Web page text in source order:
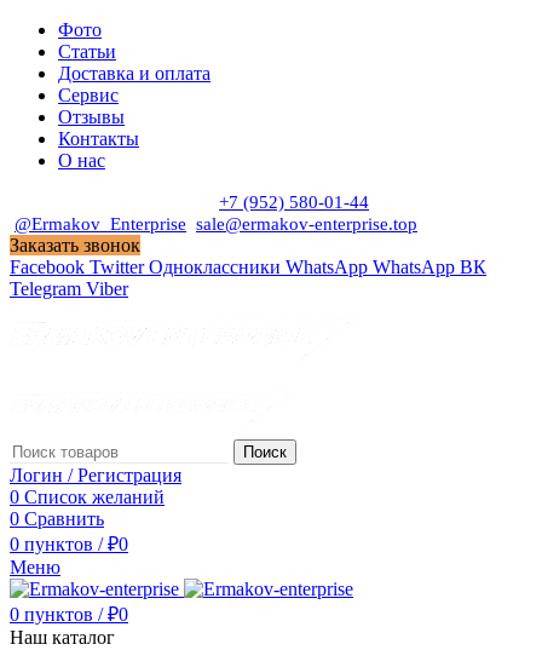
Фото
Статьи
Доставка и оплата
Сервис
Отзывы
Контакты
О нас
+7 (952) 580-01-44
@Ermakov_Enterprise sale@ermakov-enterprise.top
Заказать звонок
Facebook Twitter Одноклассники WhatsApp WhatsApp ВК
Telegram Viber
Поиск
Логин / Регистрация
0 Список желаний
0 Сравнить
0 пунктов / ₽0
Меню
0 пунктов / ₽0
Наш каталог